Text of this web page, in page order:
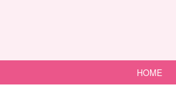
HOME